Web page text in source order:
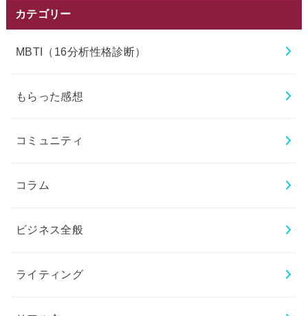
カテゴリー
MBTI（16分析性格診断）
もらった感想
コミュニティ
コラム
ビジネス全般
ライティング